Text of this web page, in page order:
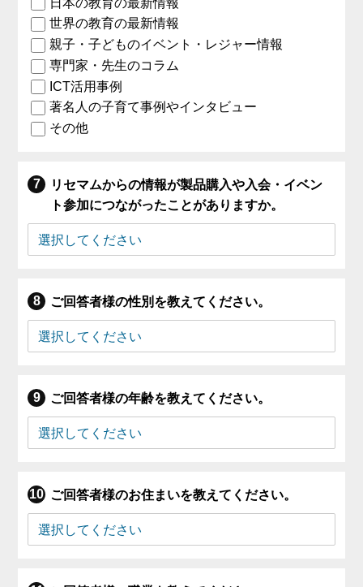
世界の教育の最新情報
親子・子どものイベント・レジャー情報
専門家・先生のコラム
ICT活用事例
著名人の子育て事例やインタビュー
その他
リセマムからの情報が製品購入や入会・イベン
ト参加につながったことがありますか。
ご回答者様の性別を教えてください。
ご回答者様の年齢を教えてください。
ご回答者様のお住まいを教えてください。